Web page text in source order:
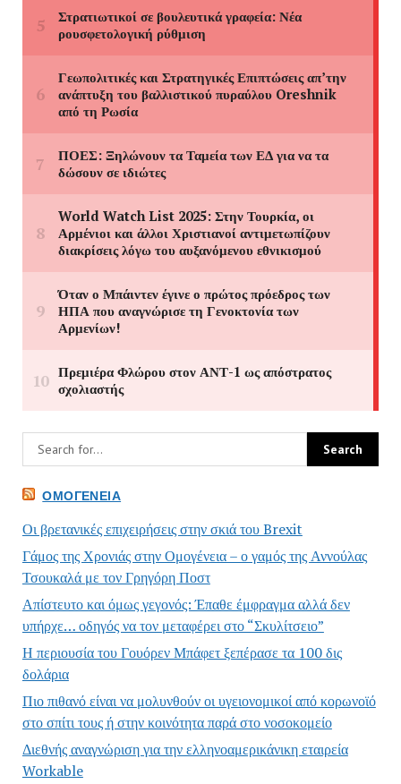
ΟΜΟΓΈΝΕΙΑ
Οι βρετανικές επιχειρήσεις στην σκιά του Brexit
Γάμος της Χρονιάς στην Ομογένεια – ο γαμός της Αννούλας
Τσουκαλά με τον Γρηγόρη Ποστ
Απίστευτο και όμως γεγονός: Έπαθε έμφραγμα αλλά δεν
υπήρχε… οδηγός να τον μεταφέρει στο “Σκυλίτσειο”
Η περιουσία του Γουόρεν Μπάφετ ξεπέρασε τα 100 δις
δολάρια
Πιο πιθανό είναι να μολυνθούν οι υγειονομικοί από κορωνοϊό
στο σπίτι τους ή στην κοινότητα παρά στο νοσοκομείο
Διεθνής αναγνώριση για την ελληνοαμερικάνικη εταιρεία
Workable